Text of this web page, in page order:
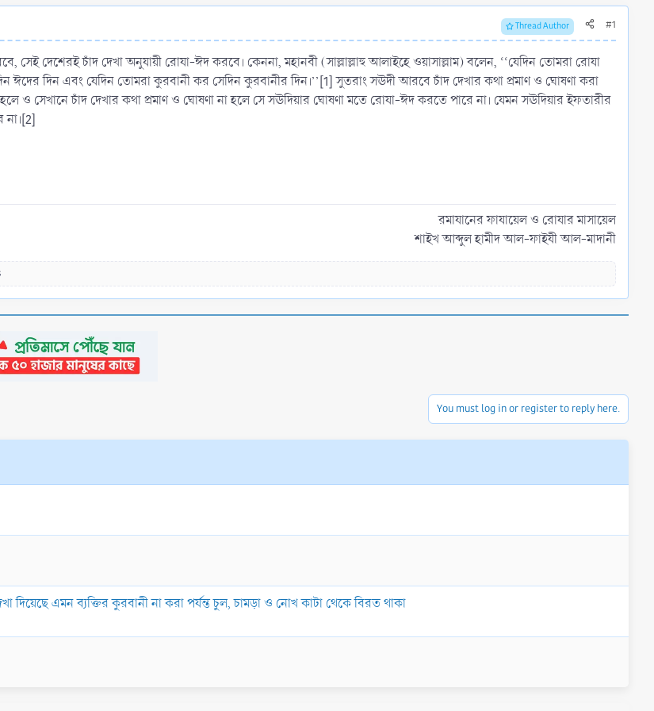
Thread Author #1
সেই দেশেরই চাঁদ দেখা অনুযায়ী রোযা-ঈদ করবে। কেননা, মহানবী (সাল্লাল্লাহু আলাইহে ওয়াসাল্লাম) বলেন, ‘‘যেদিন তোমরা রোযা
ঈদের দিন এবং যেদিন তোমরা কুরবানী কর সেদিন কুরবানীর দিন।’’[1] সুতরাং সঊদী আরবে চাঁদ দেখার কথা প্রমাণ ও ঘোষণা করা
ও সেখানে চাঁদ দেখার কথা প্রমাণ ও ঘোষণা না হলে সে সঊদিয়ার ঘোষণা মতে রোযা-ঈদ করতে পারে না। যেমন সঊদিয়ার ইফতারীর
রমাযানের ফাযায়েল ও রোযার মাসায়েল
শাইখ আব্দুল হামীদ আল-ফাইযী আল-মাদানী​
You must log in or register to reply here.
দিয়েছে এমন ব্যক্তির কুরবানী না করা পর্যন্ত চুল, চামড়া ও নোখ কাটা থেকে বিরত থাকা